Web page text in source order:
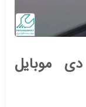
موبایل